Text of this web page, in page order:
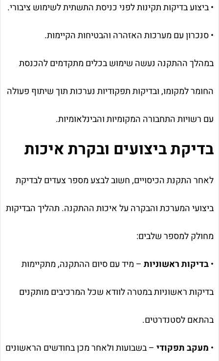
• ביצוע בדיקות תקינות לפני כניסת התשתית לשימוש ציבורי.
• סנכרון עם מערכות האזהרה והבטיחות הקיימות.
במהלך ההתקנה נעשה שימוש בכלים מתקדמים להכנסת
החומר למקומו, ובדיקות תפקודיות נערכות תוך שיתוף פעולה
עם רשויות התחבורה המקומיות והבינלאומיות.
בדיקת ביצועים ובקרת איכות
לאחר התקנת הכיסויים, חשוב לבצע מספר צעדים לבדיקת
ביצועי המערכת והבקרה על איכות ההתקנה. תהליך הבדיקות
מחולק למספר שלבים:
•בדיקות ראשוניות – מיד עם סיום ההתקנה, מתקיימות
בדיקות ראשוניות במטרה לוודא שכל המרכיבים מותקנים
בהתאם לסטנדרטים.
• מעקב תפקודי – בשבועות ולאחר מכן בחודשים הראשונים